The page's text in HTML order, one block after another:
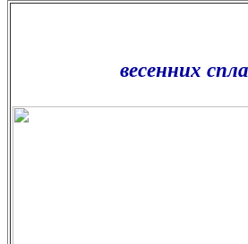
Рафт
весенних
и